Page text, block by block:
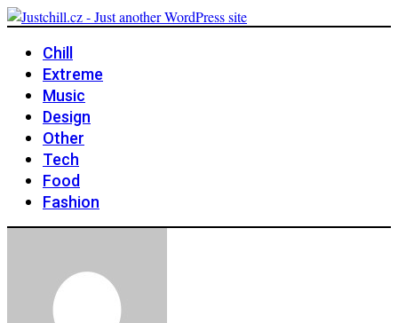
Chill
Extreme
Music
Design
Other
Tech
Food
Fashion